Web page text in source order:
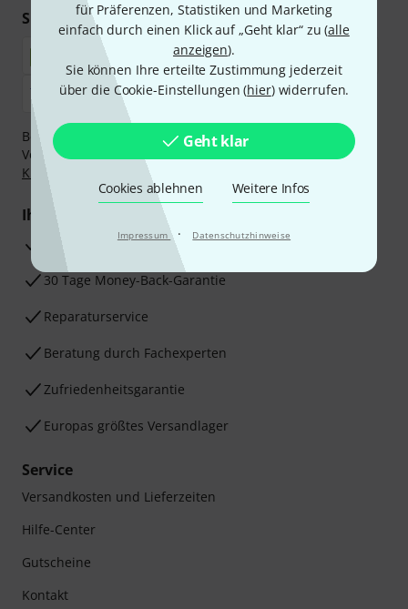
für Präferenzen, Statistiken und Marketing
einfach durch einen Klick auf „Geht klar“ zu (alle
anzeigen).
Sie können Ihre erteilte Zustimmung jederzeit
über die Cookie-Einstellungen (hier) widerrufen.
Geht klar
Cookies ablehnen Weitere Infos
Impressum · Datenschutzhinweise
Sicher einkaufen & bezahlen
Bezahlen Sie vertraulich und sicher per Nachnahme,
Vorkasse, PayPal, Amazon Pay,
Klarna Sofort bezahlen,
Klarna Ratenzahlungoder Kreditkarte.
Ihre Vorteile
3 Jahre Thomann Garantie
30 Tage Money-Back-Garantie
Reparaturservice
Beratung durch Fachexperten
Zufriedenheitsgarantie
Europas größtes Versandlager
Service
Versandkosten und Lieferzeiten
Hilfe-Center
Gutscheine
Kontakt